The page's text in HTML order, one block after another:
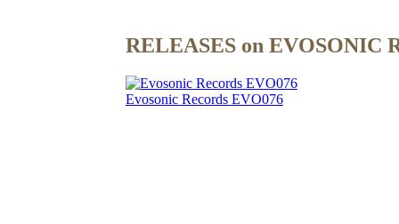
RELEASES on EVOSONIC
Evosonic Records EVO076